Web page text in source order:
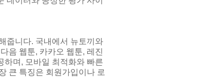
줍니다. 국내에서 뉴토끼와
음 웹툰, 카카오 웹툰, 레진
하며, 모바일 최적화와 빠른
큰 특징은 회원가입이나 로